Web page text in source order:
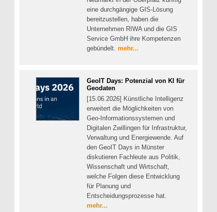
eine durchgängige GIS-Lösung
bereitzustellen, haben die
Unternehmen RIWA und die GIS
Service GmbH ihre Kompetenzen
gebündelt. mehr...
GeoIT Days: Potenzial von KI für
Geodaten
[15.06.2026] Künstliche Intelligenz
erweitert die Möglichkeiten von
Geo-Informationssystemen und
Digitalen Zwillingen für Infrastruktur,
Verwaltung und Energiewende. Auf
den GeoIT Days in Münster
diskutieren Fachleute aus Politik,
Wissenschaft und Wirtschaft,
welche Folgen diese Entwicklung
für Planung und
Entscheidungsprozesse hat.
mehr...